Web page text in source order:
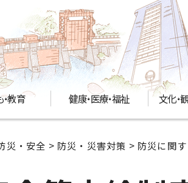
教育 健康・医療・福祉 文化・
災・安全 > 防災・災害対策 > 防災に関